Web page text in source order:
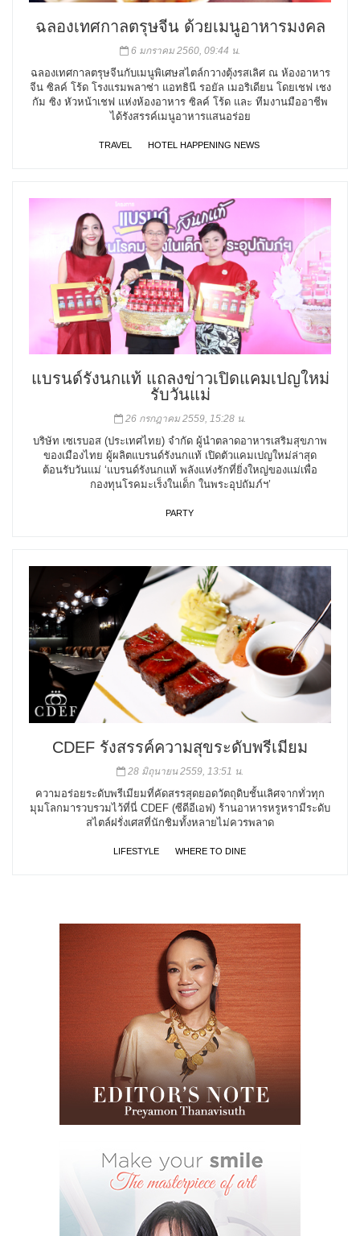
ฉลองเทศกาลตรุษจีน ด้วยเมนูอาหารมงคล
6 มกราคม 2560, 09:44 น.
ฉลองเทศกาลตรุษจีนกับเมนูพิเศษสไตล์กวางตุ้งรสเลิศ ณ ห้องอาหาร
จีน ซิลค์ โร้ด โรงแรมพลาซ่า แอทธินี รอยัล เมอริเดียน โดยเชฟ เชง
กัม ซิง หัวหน้าเชฟ แห่งห้องอาหาร ซิลค์ โร้ด และ ทีมงานมืออาชีพ
ได้รังสรรค์เมนูอาหารแสนอร่อย
TRAVEL HOTEL HAPPENING NEWS
แบรนด์รังนกแท้ แถลงข่าวเปิดแคมเปญใหม่
รับวันแม่
26 กรกฎาคม 2559, 15:28 น.
บริษัท เซเรบอส (ประเทศไทย) จำกัด ผู้นำตลาดอาหารเสริมสุขภาพ
ของเมืองไทย ผู้ผลิตแบรนด์รังนกแท้ เปิดตัวแคมเปญใหม่ล่าสุด
ต้อนรับวันแม่ ‘แบรนด์รังนกแท้ พลังแห่งรักที่ยิ่งใหญ่ของแม่เพื่อ
กองทุนโรคมะเร็งในเด็ก ในพระอุปถัมภ์ฯ’
PARTY
CDEF รังสรรค์ความสุขระดับพรีเมียม
28 มิถุนายน 2559, 13:51 น.
ความอร่อยระดับพรีเมียมที่คัดสรรสุดยอดวัตถุดิบชั้นเลิศจากทั่วทุก
มุมโลกมารวบรวมไว้ที่นี่ CDEF (ซีดีอีเอฟ) ร้านอาหารหรูหรามีระดับ
สไตล์ฝรั่งเศสที่นักชิมทั้งหลายไม่ควรพลาด
LIFESTYLE WHERE TO DINE